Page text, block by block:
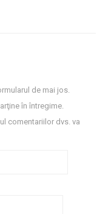
de mai jos.
în întregime.
comentariilor dvs. va